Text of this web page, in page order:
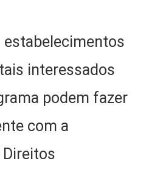
interessados
podem fazer
com a